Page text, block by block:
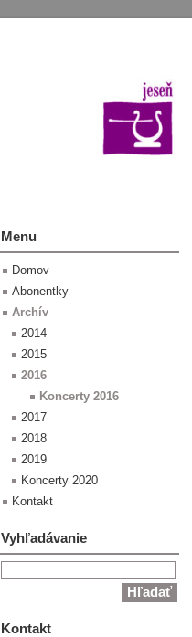
Menu
Domov
Abonentky
Archív
2014
2015
2016
Koncerty 2016
2017
2018
2019
Koncerty 2020
Kontakt
Vyhľadávanie
Kontakt